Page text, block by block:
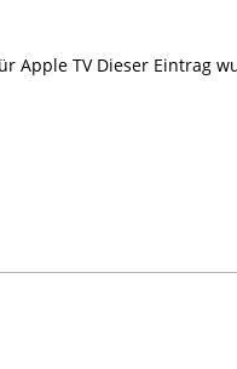
Apple TV Dieser Eintrag